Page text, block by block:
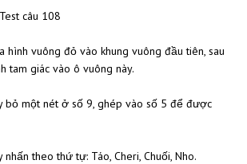
câu 108
hình vuông đỏ vào khung vuông đầu tiên, sau
tam giác vào ô vuông này.
bỏ một nét ở số 9, ghép vào số 5 để được
theo thứ tự: Táo, Cheri, Chuối, Nho.